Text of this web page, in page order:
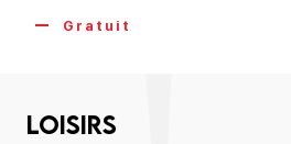
Gratuit
Loisirs